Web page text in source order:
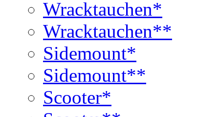
Wracktauchen*
Wracktauchen**
Sidemount*
Sidemount**
Scooter*